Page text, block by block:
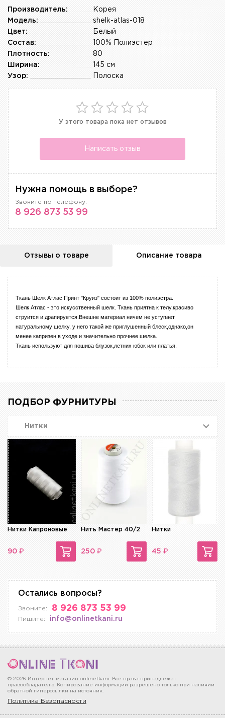
Корея
Производитель:
shelk-atlas-018
Модель:
Белый
Цвет:
100% Полиэстер
Состав:
80
Плотность:
145 см
Ширина:
Полоска
Узор:
У этого товара пока нет отзывов
Написать отзыв
Нужна помощь в выборе?
Звоните по телефону:
8 926 873 53 99
Отзывы о товаре Описание товара
Ткань Шелк Атлас Принт "Круиз" состоит из 100% полиэстра.
Шелк Атлас - это искусственный шелк. Ткань приятна к телу,красиво
струится и драпируется.Внешне материал ничем не уступает
натуральному шелку, у него такой же приглушенный блеск,однако,он
менее капризен в уходе и значительно прочнее шелка.
Ткань используют для пошива блузок,летних юбок или платья.
ПОДБОР ФУРНИТУРЫ
Нитки
Нитки Капроновые
90 ₽
Нить Мастер 40/2
250 ₽
Нитки
45 ₽
Остались вопросы?
Звоните: 8 926 873 53 99
Пишите: info@onlinetkani.ru
© 2026 Интернет-магазин onlinetkani. Все права принадлежат
правообладателю. Копирование информации разрешено только при наличии
обратной гиперссылки на источник.
Политика Безопасности